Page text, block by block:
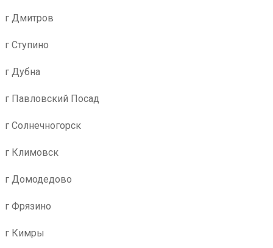
г Дмитров
г Ступино
г Дубна
г Павловский Посад
г Солнечногорск
г Климовск
г Домодедово
г Фрязино
г Кимры